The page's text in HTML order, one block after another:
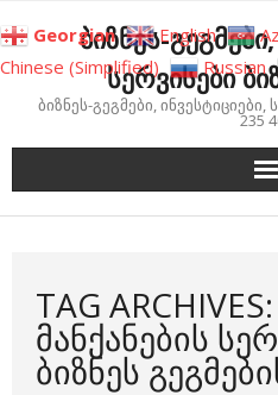
to
content
ბიზნეს-
სერვისები
ბიზნეს-გეგმები,
235
TAG
ᲛᲐᲜᲥᲐᲜᲔᲑᲘᲡ
ᲑᲘᲖᲜᲔᲡ
Georgian English
Chinese (Simplified)
Russian